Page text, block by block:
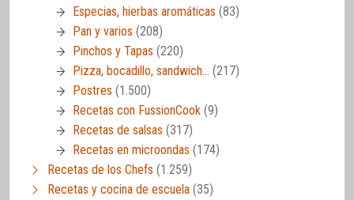
Especias, hierbas aromáticas (83)
Pan y varios (208)
Pinchos y Tapas (220)
Pizza, bocadillo, sandwich… (217)
Postres (1.500)
Recetas con FussionCook (9)
Recetas de salsas (317)
Recetas en microondas (174)
Recetas de los Chefs (1.259)
Recetas y cocina de escuela (35)